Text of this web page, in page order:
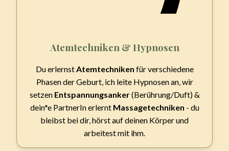
Atemtechniken & Hypnosen
Du erlernstAtemtechniken für verschiedene
Phasen der Geburt, ich leite Hypnosen an, wir
setzen Entspannungsanker(Berührung/Duft) &
dein*e PartnerIn erlernt Massagetechniken - du
bleibst bei dir, hörst auf deinen Körper und
arbeitest mit ihm.